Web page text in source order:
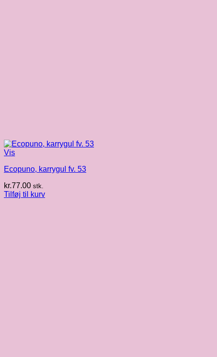
Vis
Ecopuno, karrygul fv. 53
kr.77.00 stk.
Tilføj til kurv